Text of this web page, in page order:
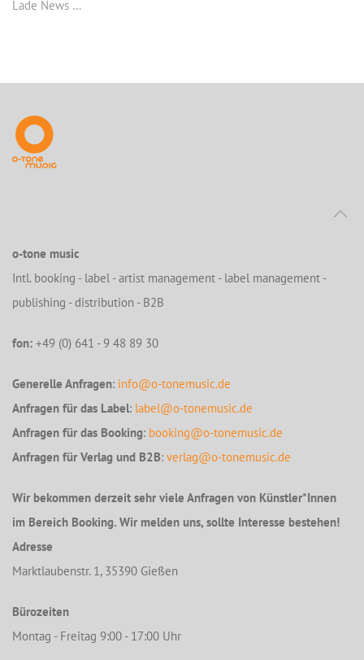
Lade News …
o-tone music
Intl. booking - label - artist management - label management -
publishing - distribution - B2B
fon: +49 (0) 641 - 9 48 89 30
Generelle Anfragen: info@o-tonemusic.de
Anfragen für das Label: label@o-tonemusic.de
Anfragen für das Booking: booking@o-tonemusic.de
Anfragen für Verlag und B2B: verlag@o-tonemusic.de
Wir bekommen derzeit sehr viele Anfragen von Künstler*Innen
im Bereich Booking. Wir melden uns, sollte Interesse bestehen!
Adresse
Marktlaubenstr. 1, 35390 Gießen
Bürozeiten
Montag - Freitag 9:00 - 17:00 Uhr